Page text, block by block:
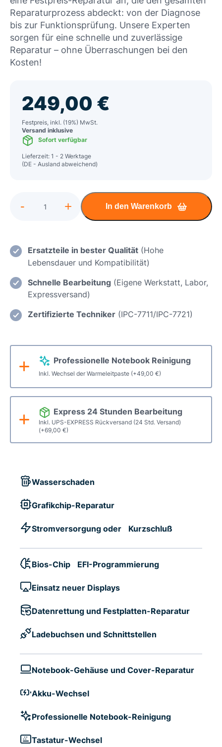
Reparaturprozess abdeckt: von der Diagnose
bis zur Funktionsprüfung. Unsere Experten
sorgen für eine schnelle und zuverlässige
Reparatur – ohne Überraschungen bei den
Kosten!
249,00 €
Festpreis, inkl. (19%) MwSt.
Versand inklusive
Sofort verfügbar
Lieferzeit: 1 - 2 Werktage
(DE - Ausland abweichend)
Professionelle Notebook Reinigung
Inkl. Wechsel der Warmeleitpaste (+49,00 €)
Express 24 Stunden Bearbeitung
Inkl. UPS-EXPRESS Rückversand (24 Std. Versand)
(+69,00 €)
Gigabyte
Einsatz
eines
Displays
/
Displaywechsel
- + In den Warenkorb
Ersatzteile in bester Qualität (Hohe
Lebensdauer und Kompatibilität)
Schnelle Bearbeitung (Eigene Werkstatt, Labor,
Expressversand)
Zertifizierte Techniker (IPC-7711/IPC-7721)
Wasserschaden
Grafikchip-Reparatur
Stromversorgung oder Kurzschluß
Bios-Chip EFI-Programmierung
Einsatz neuer Displays
Datenrettung und Festplatten-Reparatur
Ladebuchsen und Schnittstellen
Notebook-Gehäuse und Cover-Reparatur
Akku-Wechsel
Professionelle Notebook-Reinigung
Tastatur-Wechsel